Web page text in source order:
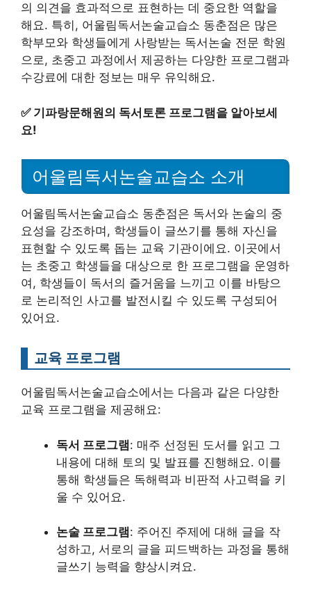
의 의견을 효과적으로 표현하는 데 중요한 역할을
해요. 특히, 어울림독서논술교습소 동춘점은 많은
학부모와 학생들에게 사랑받는 독서논술 전문 학원
으로, 초중고 과정에서 제공하는 다양한 프로그램과
수강료에 대한 정보는 매우 유익해요.
✅ 기파랑문해원의 독서토론 프로그램을 알아보세
요!
어울림독서논술교습소 소개
어울림독서논술교습소 동춘점은 독서와 논술의 중
요성을 강조하며, 학생들이 글쓰기를 통해 자신을
표현할 수 있도록 돕는 교육 기관이에요. 이곳에서
는 초중고 학생들을 대상으로 한 프로그램을 운영하
여, 학생들이 독서의 즐거움을 느끼고 이를 바탕으
로 논리적인 사고를 발전시킬 수 있도록 구성되어
있어요.
교육 프로그램
어울림독서논술교습소에서는 다음과 같은 다양한
교육 프로그램을 제공해요:
독서 프로그램: 매주 선정된 도서를 읽고 그
내용에 대해 토의 및 발표를 진행해요. 이를
통해 학생들은 독해력과 비판적 사고력을 키
울 수 있어요.
논술 프로그램: 주어진 주제에 대해 글을 작
성하고, 서로의 글을 피드백하는 과정을 통해
글쓰기 능력을 향상시켜요.